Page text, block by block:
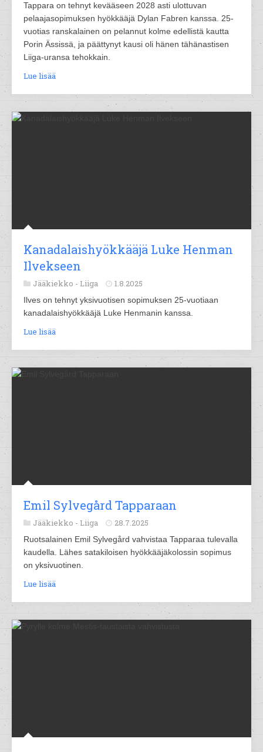
Tappara on tehnyt kevääseen 2028 asti ulottuvan
pelaajasopimuksen hyökkääjä Dylan Fabren kanssa. 25-
vuotias ranskalainen on pelannut kolme edellistä kautta
Porin Ässissä, ja päättynyt kausi oli hänen tähänastisen
Liiga-uransa tehokkain.
Lue lisää
Kanadalaishyökkääjä Luke Henman
Ilvekseen
Jääkiekko - Liiga 1.8.2025
Ilves on tehnyt yksivuotisen sopimuksen 25-vuotiaan
kanadalaishyökkääjä Luke Henmanin kanssa.
Lue lisää
Emil Sylvegård Tapparaan
Jääkiekko - Liiga 28.7.2025
Ruotsalainen Emil Sylvegård vahvistaa Tapparaa tulevalla
kaudella. Lähes satakiloisen hyökkääjäkolossin sopimus
on yksivuotinen.
Lue lisää